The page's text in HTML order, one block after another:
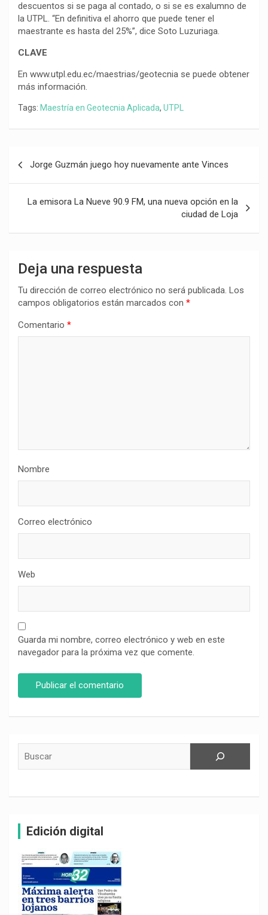
descuentos si se paga al contado, o si se es exalumno de
la UTPL. “En definitiva el ahorro que puede tener el
maestrante es hasta del 25%”, dice Soto Luzuriaga.
CLAVE
En www.utpl.edu.ec/maestrias/geotecnia se puede obtener
más información.
Tags: Maestría en Geotecnia Aplicada, UTPL
entradas
Jorge Guzmán juego hoy nuevamente ante Vinces
La emisora La Nueve 90.9 FM, una nueva opción en la
ciudad de Loja
Deja una respuesta
Tu dirección de correo electrónico no será publicada. Los
campos obligatorios están marcados con *
Comentario *
Nombre
Correo electrónico
Web
Guarda mi nombre, correo electrónico y web en este
navegador para la próxima vez que comente.
Edición digital